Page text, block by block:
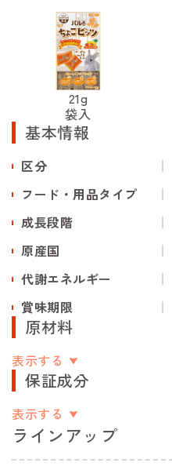
21g
袋入
基本情報
区分
フード・用品タイプ
成長段階
原産国
代謝エネルギー
賞味期限
原材料
表示する
保証成分
表示する
ラインアップ